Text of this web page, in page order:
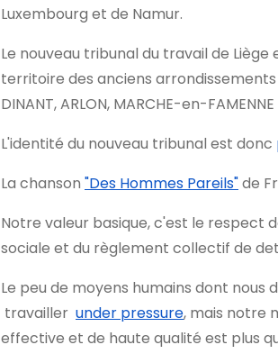
Luxembourg et de Namur.
Le nouveau tribunal du travail de
territoire des anciens arrondissements
DINANT, ARLON, MARCHE-en-
L'identité du nouveau tribunal est donc
La chanson "Des Hommes Pareils"de
Notre valeur basique, c'est le respect
sociale et du règlement collectif de
Le peu de moyens humains dont nous
travailler under pressure, mais notre
effective et de haute qualité est plus